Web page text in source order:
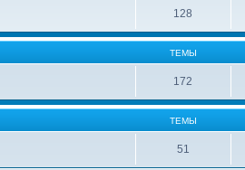
128
ТЕМЫ
172
ТЕМЫ
51